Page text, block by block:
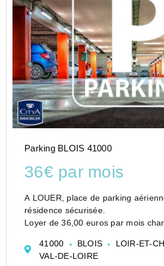
Parking BLOIS 41000
36€ par mois
A LOUER, place de parking
résidence sécurisée.
Loyer de 36,00 euros par mois
à la régularisation annuelle).
Vous pouvez consulter les barèmes
41000 BLOIS LOIR-ET-
VAL-DE-LOIRE